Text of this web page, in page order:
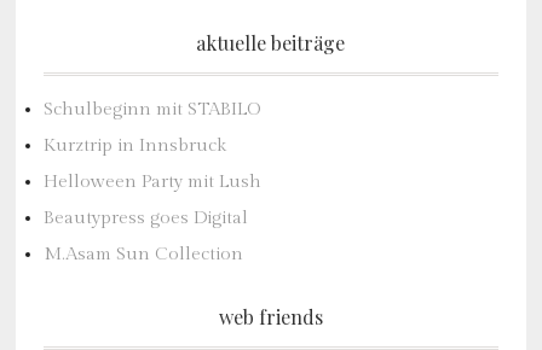
aktuelle beiträge
Schulbeginn mit STABILO
Kurztrip in Innsbruck
Helloween Party mit Lush
Beautypress goes Digital
M.Asam Sun Collection
web friends